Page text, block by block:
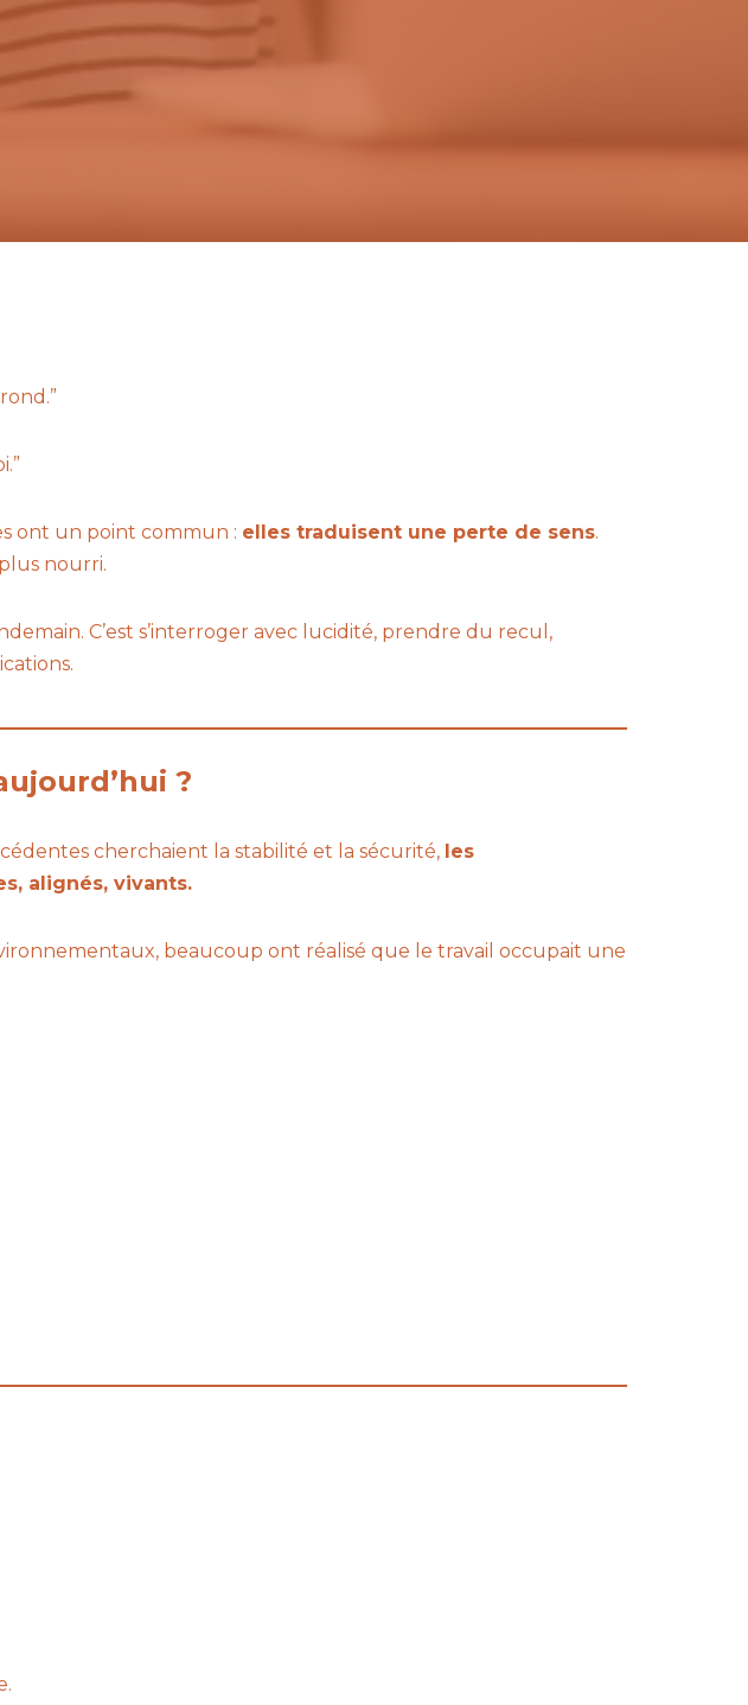
ont un point commun : elles traduisent une perte de sens.
nourri.
C’est s’interroger avec lucidité, prendre du recul,
?
cherchaient la stabilité et la sécurité, les
alignés, vivants.
beaucoup ont réalisé que le travail occupait une